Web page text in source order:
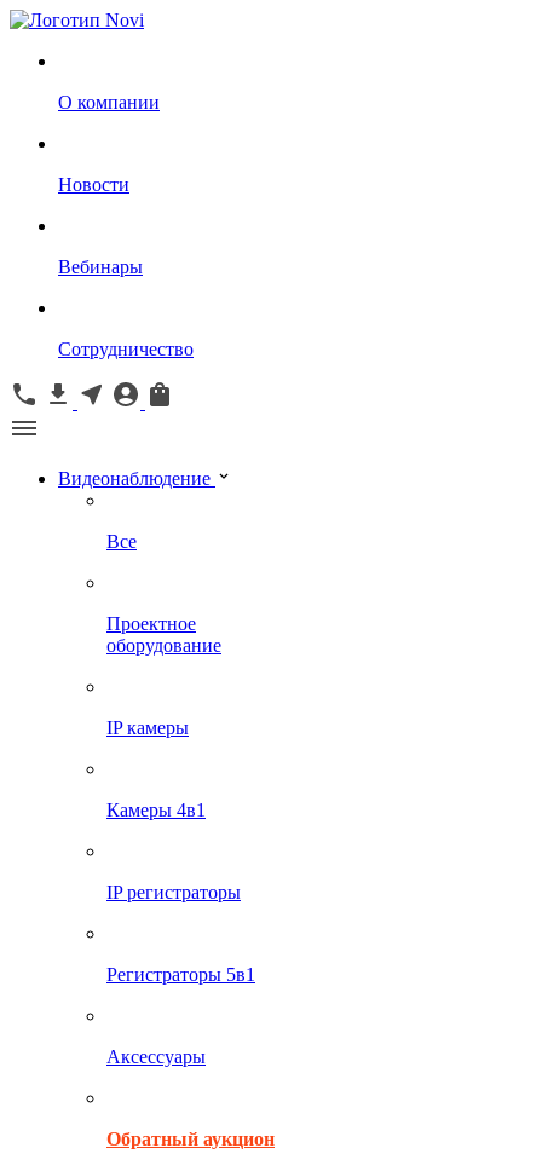
О компании
Новости
Вебинары
Сотрудничество
Видеонаблюдение
Все
Проектное
оборудование
IP камеры
Камеры 4в1
IP регистраторы
Регистраторы 5в1
Аксессуары
Обратный аукцион